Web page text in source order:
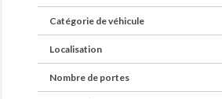
Catégorie de véhicule
Localisation
Nombre de portes